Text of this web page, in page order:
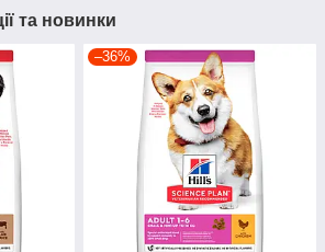
та новинки
–36%